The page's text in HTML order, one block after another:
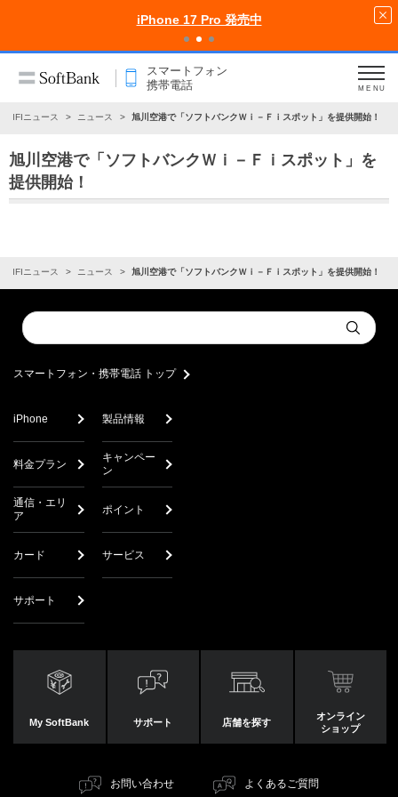
iPhone 17 Pro 発売中
スマートフォン
携帯電話
MENU
WIFIニュース ニュース 旭川空港で「ソフトバンクＷｉ－Ｆｉスポット」を提供開始！
旭川空港で「ソフトバンクＷｉ－Ｆｉスポット」を
提供開始！
WIFIニュース ニュース 旭川空港で「ソフトバンクＷｉ－Ｆｉスポット」を提供開始！
Conduct
a
Submit
スマートフォン・携帯電話 トップ
iPhone 製品情報
料金プラン
キャンペー
ン
通信・エリ
ア
ポイント
カード サービス
サポート
My SoftBank サポート 店舗を探す
オンライン
ショップ
お問い合わせ よくあるご質問